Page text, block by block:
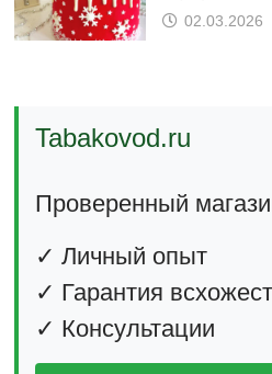
02.03.2026
Tabakovod.ru
Проверенный
✓ Личный опыт
✓ Гарантия
✓ Консультации